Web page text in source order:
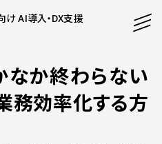
AI導入・DX支援
か終わらない
務効率化する方